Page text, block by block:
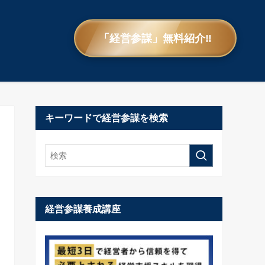
「経営参謀」無料紹介‼
キーワードで経営参謀を検索
経営参謀養成講座